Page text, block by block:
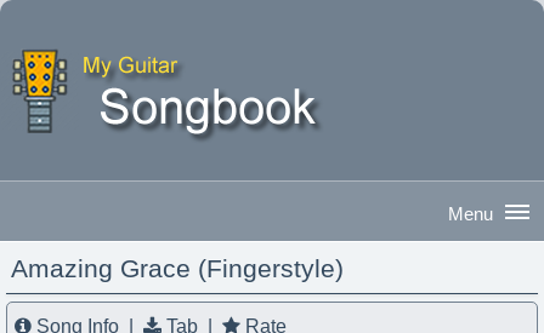
Good Morning
Amazing Grace (Fingerstyle)
Song Info Tab Rate